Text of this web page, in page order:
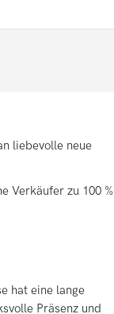
liebevolle neue
Verkäufer zu 100 %
hat eine lange
Präsenz und